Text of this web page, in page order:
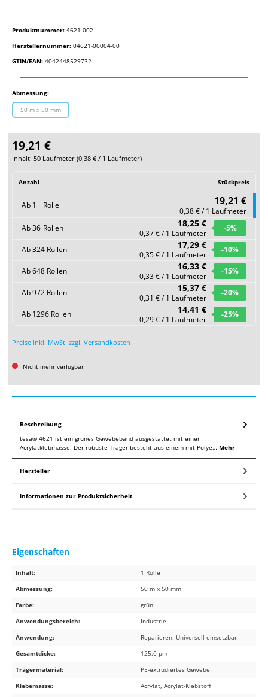
Produktnummer: 4621-002
Herstellernummer: 04621-00004-00
GTIN/EAN: 4042448529732
Abmessung:auswählen
50 m x 50 mm
(Diese Option ist zurzeit nicht verfügbar.)
19,21 €
Inhalt: 50 Laufmeter (0,38 € / 1 Laufmeter)
Anzahl Stückpreis
Ab 1 Rolle 19,21 €
0,38 € / 1 Laufmeter
Ab36 Rollen 18,25 €
0,37 € / 1 Laufmeter
-5%
Ab324 Rollen 17,29 €
0,35 € / 1 Laufmeter
-10%
Ab648 Rollen 16,33 €
0,33 € / 1 Laufmeter
-15%
Ab972 Rollen 15,37 €
0,31 € / 1 Laufmeter
-20%
Ab 1296 Rollen 14,41 €
0,29 € / 1 Laufmeter
-25%
Preise inkl. MwSt. zzgl. Versandkosten
Nicht mehr verfügbar
Beschreibung
tesa® 4621 ist ein grünes Gewebeband ausgestattet mit einer
Acrylatklebmasse. Der robuste Träger besteht aus einem mit Polye… Mehr
Hersteller
Informationen zur Produktsicherheit
Eigenschaften
Inhalt:
1 Rolle
Abmessung:
50 m x 50 mm
Farbe:
grün
Anwendungsbereich:
Industrie
Anwendung:
Reparieren, Universell einsetzbar
Gesamtdicke:
125.0 µm
Trägermaterial:
PE-extrudiertes Gewebe
Klebemasse:
Acrylat, Acrylat-Klebstoff